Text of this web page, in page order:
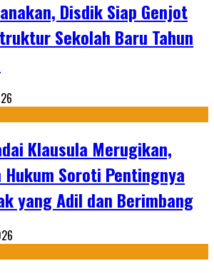
Disdik Siap Genjot
Sekolah Baru Tahun
Klausula Merugikan,
Hukum Soroti Pentingnya
yang Adil dan Berimbang